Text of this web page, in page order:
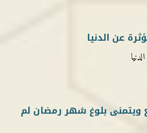
عن الدنيا
ويتمنى بلوغ شهر رمضان لم